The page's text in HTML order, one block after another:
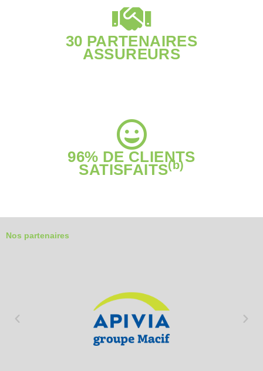
30 PARTENAIRES
ASSUREURS
96% DE CLIENTS
SATISFAITS(b)
Nos partenaires